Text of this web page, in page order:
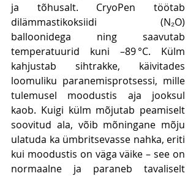
ja tõhusalt. CryoPen töötab
dilämmastikoksiidi (N₂O)
balloonidega ning saavutab
temperatuurid kuni –89 °C. Külm
kahjustab sihtrakke, käivitades
loomuliku paranemisprotsessi, mille
tulemusel moodustis aja jooksul
kaob. Kuigi külm mõjutab peamiselt
soovitud ala, võib mõningane mõju
ulatuda ka ümbritsevasse nahka, eriti
kui moodustis on väga väike – see on
normaalne ja paraneb tavaliselt